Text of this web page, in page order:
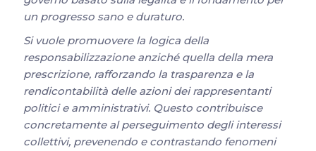
un progresso sano e duraturo.
Si vuole promuovere la logica della
responsabilizzazione anziché quella della mera
prescrizione, rafforzando la trasparenza e la
rendicontabilità delle azioni dei rappresentanti
politici e amministrativi. Questo contribuisce
concretamente al perseguimento degli interessi
collettivi, prevenendo e contrastando fenomeni